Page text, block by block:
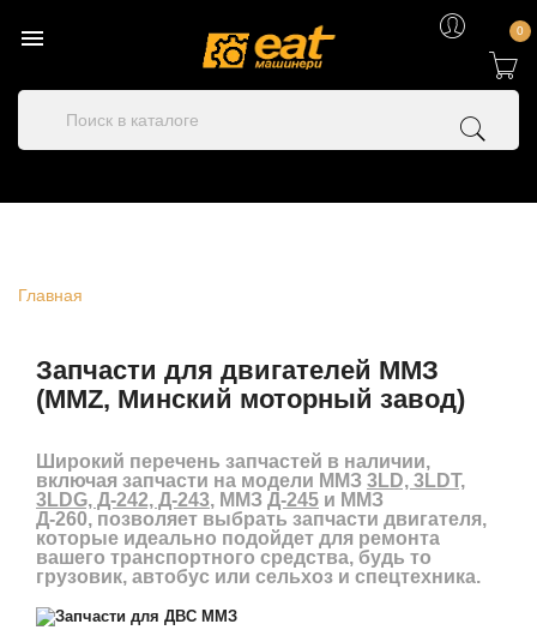
 0
Главная
Запчасти для двигателей ММЗ
(MMZ, Минский моторный завод)
Широкий перечень запчастей в наличии,
включая запчасти на модели ММЗ 3LD, 3LDT,
3LDG, Д-242, Д-243, ММЗ Д-245 и ММЗ
Д-260, позволяет выбрать запчасти двигателя,
которые идеально подойдет для ремонта
вашего транспортного средства, будь то
грузовик, автобус или сельхоз и спецтехника.